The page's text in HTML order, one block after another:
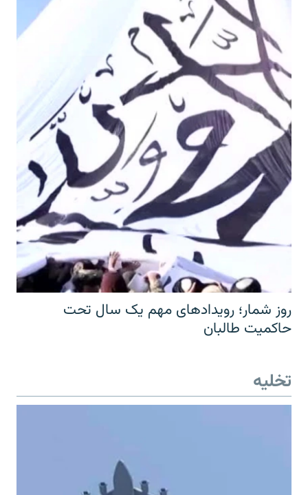
روز شمار؛ رویدادهای مهم یک سال تحت
حاکمیت طالبان
تخلیه